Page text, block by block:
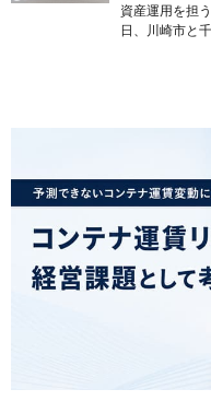
資産運用を担
日、川崎市と